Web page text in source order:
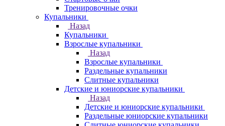
Тренировочные очки
Купальники
Назад
Купальники
Взрослые купальники
Назад
Взрослые купальники
Раздельные купальники
Слитные купальники
Детские и юниорские купальники
Назад
Детские и юниорские купальники
Раздельные юниорские купальники